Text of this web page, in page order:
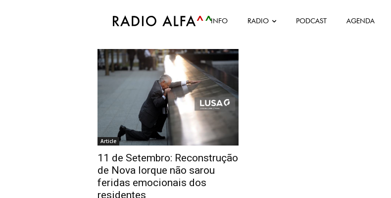
INFO RADIO PODCAST AGENDA
Accueil Tags 11 de setembro
Tag: 11 de setembro
Article
11 de Setembro: Reconstrução
de Nova Iorque não sarou
feridas emocionais dos
residentes